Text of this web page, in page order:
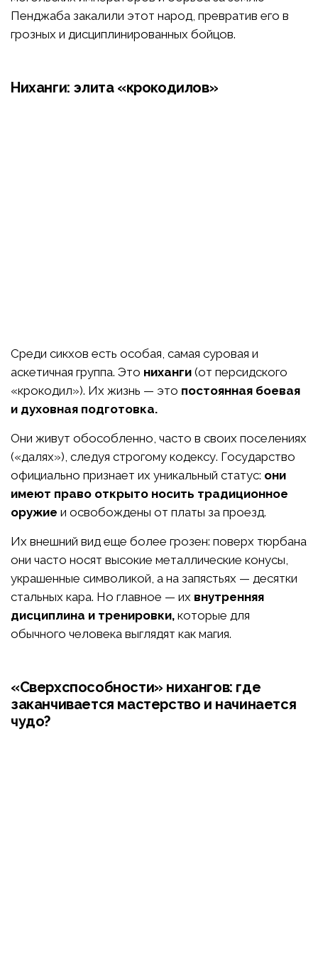
Пенджаба закалили этот народ, превратив его в
грозных и дисциплинированных бойцов.
Ниханги: элита «крокодилов»
Среди сикхов есть особая, самая суровая и
аскетичная группа. Это ниханги (от персидского
«крокодил»). Их жизнь — это постоянная боевая
и духовная подготовка.
Они живут обособленно, часто в своих поселениях
(«далях»), следуя строгому кодексу. Государство
официально признает их уникальный статус: они
имеют право открыто носить традиционное
оружие и освобождены от платы за проезд.
Их внешний вид еще более грозен: поверх тюрбана
они часто носят высокие металлические конусы,
украшенные символикой, а на запястьях — десятки
стальных кара. Но главное — их внутренняя
дисциплина и тренировки, которые для
обычного человека выглядят как магия.
«Сверхспособности» нихангов: где
заканчивается мастерство и начинается
чудо?